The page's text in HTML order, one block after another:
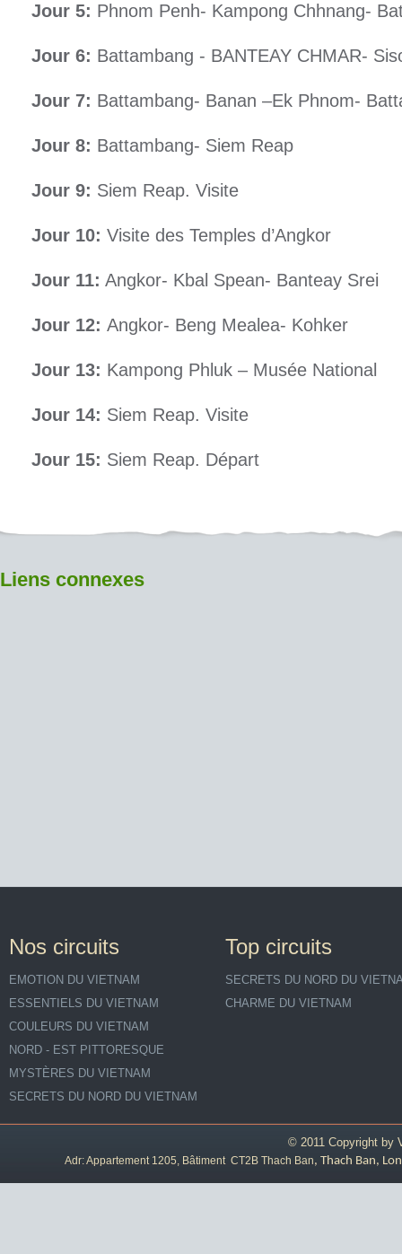
Jour 5: Phnom Penh- Kampong Chhnang-
Jour 6: Battambang - BANTEAY CHMAR-
Jour 7: Battambang- Banan –Ek Phnom-
Jour 8: Battambang- Siem Reap
Jour 9: Siem Reap. Visite
Jour 10: Visite des Temples d’Angkor
Jour 11: Angkor- Kbal Spean- Banteay Srei
Jour 12: Angkor- Beng Mealea- Kohker
Jour 13: Kampong Phluk – Musée National
Jour 14: Siem Reap. Visite
Jour 15: Siem Reap. Départ
Liens connexes
Nos circuits
EMOTION DU VIETNAM
ESSENTIELS DU VIETNAM
COULEURS DU VIETNAM
NORD - EST PITTORESQUE
MYSTÈRES DU VIETNAM
SECRETS DU NORD DU VIETNAM
Top circuits
SECRETS DU NORD DU
CHARME DU VIETNAM
© 2011 Copyright by
Adr: Appartement 1205, Bâtiment CT2B Thach Ban, Thach Ban,